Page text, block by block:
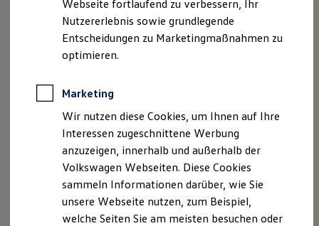
Service-Vorteile bei Volkswagen Nutzfahrzeuge
ServicePlus
Economy Service
Räder & Reifen Service
Ersatzfahrzeuge
Software, Konnektivität & Apps
California App
VW Connect für Ihren ID. Buzz
VW Connect für Ihren Transporter/Caravelle
VW Connect für Ihren Amarok
VW Connect für andere Modelle
Connect Pro
Fleet Interface Data
Multistop Pathfinder
Übersicht Software Updates
Hilfreiches für Besitzer
Registergericht: Amtsgericht Ingolstadt HRB 116
Steuer-Nr.: 124/165/00108
Geschäftsführerin: Susanne Hanschke
Hinweis gemäß § 36
Verbraucherstreitbeilegungsgesetz (VSBG)
„Wir sind zur Teilnahme an einem
Streitbeilegungsverfahren vor einer
Verbraucherschlichtungsstelle weder bereit noch dazu
verpflichtet.“
Webseite fortlaufend zu verbessern, Ihr
Nutzererlebnis sowie grundlegende
Entscheidungen zu Marketingmaßnahmen zu
optimieren.
Marketing
Wir nutzen diese Cookies, um Ihnen auf Ihre
Interessen zugeschnittene Werbung
anzuzeigen, innerhalb und außerhalb der
Volkswagen Webseiten. Diese Cookies
sammeln Informationen darüber, wie Sie
unsere Webseite nutzen, zum Beispiel,
welche Seiten Sie am meisten besuchen oder